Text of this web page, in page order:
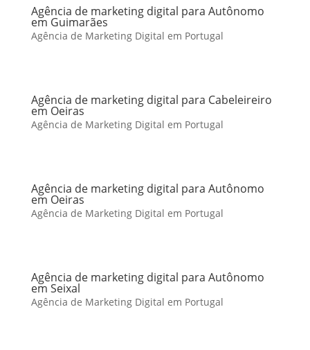
Agência de marketing digital para Autônomo
em Guimarães
Agência de Marketing Digital em Portugal
Agência de marketing digital para Cabeleireiro
em Oeiras
Agência de Marketing Digital em Portugal
Agência de marketing digital para Autônomo
em Oeiras
Agência de Marketing Digital em Portugal
Agência de marketing digital para Autônomo
em Seixal
Agência de Marketing Digital em Portugal